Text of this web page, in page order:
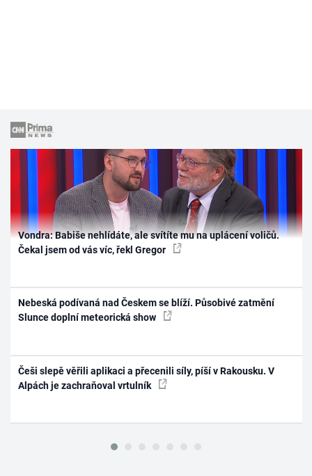
Vondra: Babiše nehlídáte, ale svítíte mu na uplácení voličů.
Čekal jsem od vás víc, řekl Gregor
Nebeská podívaná nad Českem se blíží. Působivé zatmění
Slunce doplní meteorická show
Češi slepě věřili aplikaci a přecenili síly, píší v Rakousku. V
Alpách je zachraňoval vrtulník